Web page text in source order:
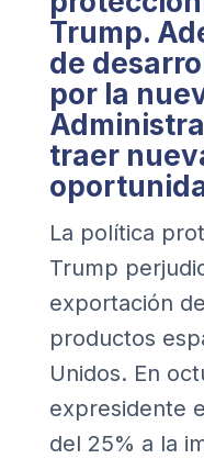
Trump.
de
por la
traer
La política
Trump
exportación
productos
Unidos. En
expresidente
del 25% a la